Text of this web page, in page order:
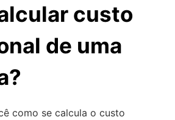
custo
de uma
como se calcula o custo